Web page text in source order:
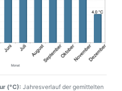
(°C): Jahresverlauf der gemittelten